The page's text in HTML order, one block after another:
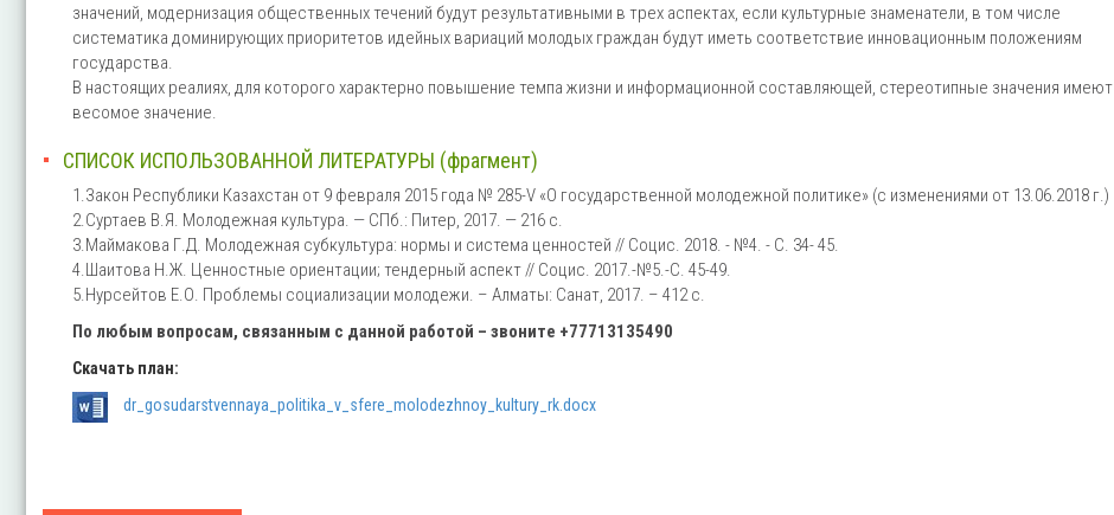
значений, модернизация общественных течений будут результативными в трех аспектах, если культурные знаменатели, в том числе
систематика доминирующих приоритетов идейных вариаций молодых граждан будут иметь соответствие инновационным положениям
государства.
В настоящих реалиях, для которого характерно повышение темпа жизни и информационной составляющей, стереотипные значения имеют
весомое значение.
СПИСОК ИСПОЛЬЗОВАННОЙ ЛИТЕРАТУРЫ (фрагмент)
1.Закон Республики Казахстан от 9 февраля 2015 года № 285-V «О государственной молодежной политике» (с изменениями от 13.06.2018 г.)
2.Суртаев В.Я. Молодежная культура. — СПб.: Питер, 2017. — 216 с.
3.Маймакова Г.Д. Молодежная субкультура: нормы и система ценностей // Социс. 2018. - №4. - С. 34- 45.
4.Шаитова Н.Ж. Ценностные ориентации; тендерный аспект // Социс. 2017.-№5.-С. 45-49.
5.Нурсейтов Е.О. Проблемы социализации молодежи. – Алматы: Санат, 2017. – 412 с.
По любым вопросам, связанным с данной работой – звоните +77713135490
Скачать план:
dr_gosudarstvennaya_politika_v_sfere_molodezhnoy_kultury_rk.docx